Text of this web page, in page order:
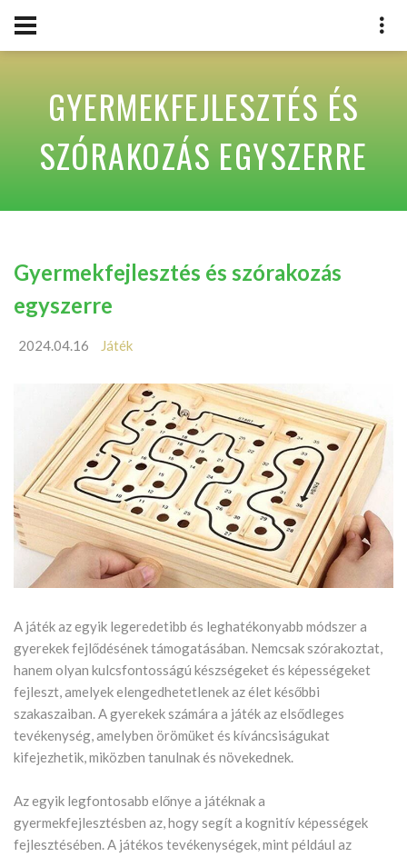
GYERMEKFEJLESZTÉS ÉS
SZÓRAKOZÁS EGYSZERRE
Gyermekfejlesztés és szórakozás
egyszerre
2024.04.16 Játék
A játék az egyik legeredetibb és leghatékonyabb módszer a
gyerekek fejlődésének támogatásában. Nemcsak szórakoztat,
hanem olyan kulcsfontosságú készségeket és képességeket
fejleszt, amelyek elengedhetetlenek az élet későbbi
szakaszaiban. A gyerekek számára a játék az elsődleges
tevékenység, amelyben örömüket és kíváncsiságukat
kifejezhetik, miközben tanulnak és növekednek.
Az egyik legfontosabb előnye a játéknak a
gyermekfejlesztésben az, hogy segít a kognitív képességek
fejlesztésében. A játékos tevékenységek, mint például az